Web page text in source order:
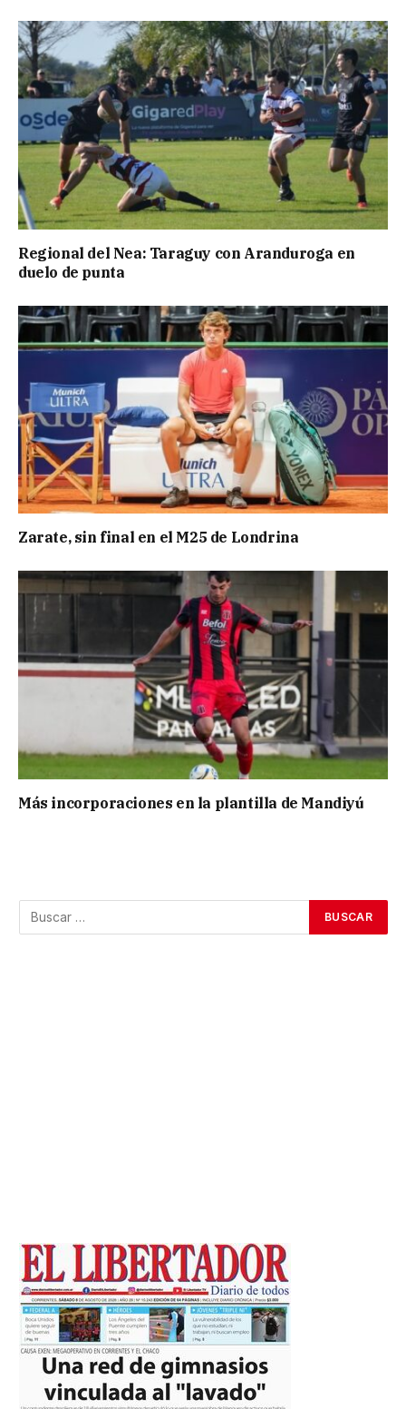
Regional del Nea: Taraguy con Aranduroga en
duelo de punta
Zarate, sin final en el M25 de Londrina
Más incorporaciones en la plantilla de Mandiyú